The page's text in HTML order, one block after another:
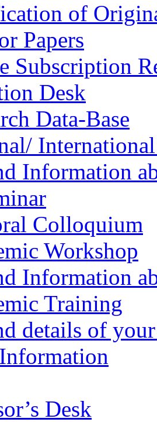
of
Papers
Subscription
Desk
Data-Base
Information
Colloquium
Workshop
Information
Training
details of
Desk